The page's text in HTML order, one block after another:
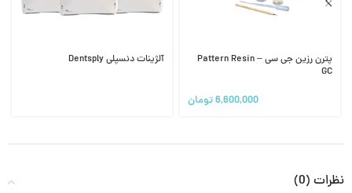
پترن رزین جی سی – Pattern Resin
GC
6,600,000تومان
آلژینات دنسپلی Dentsply
نظرات (0)